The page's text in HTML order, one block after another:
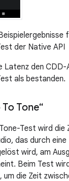
der Native API
Latenz den
als bestanden.
Tone“
Test wird die
das durch
wird, am
Beim Test
die Zeit